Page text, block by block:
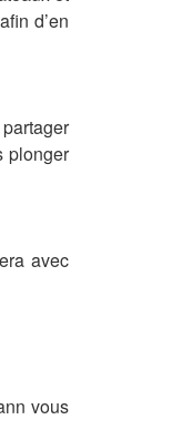
d’en
plonger
avec
vous